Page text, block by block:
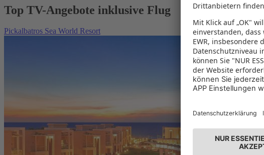
Top TV-Angebote inklusive Flug
Pickalbatros Sea World Resort